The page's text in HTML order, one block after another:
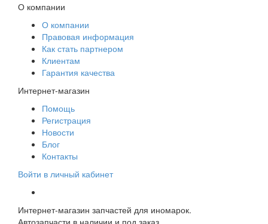
О компании
О компании
Правовая информация
Как стать партнером
Клиентам
Гарантия качества
Интернет-магазин
Помощь
Регистрация
Новости
Блог
Контакты
Войти в личный кабинет
Интернет-магазин запчастей для иномарок.
Автозапчасти в наличии и под заказ.